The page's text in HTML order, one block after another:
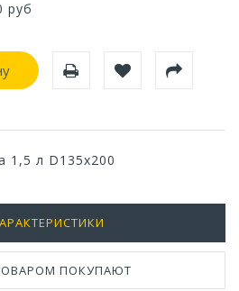
руб
1,5 л D135х200
ПОКУПАЮТ